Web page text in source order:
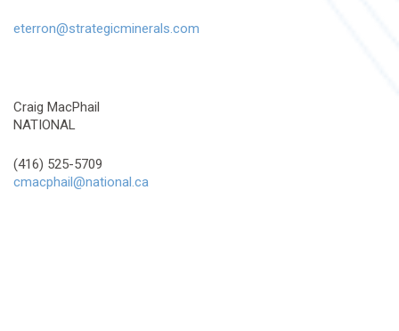
eterron@strategicminerals.com
Craig MacPhail
NATIONAL
(416) 525-5709
cmacphail@national.ca